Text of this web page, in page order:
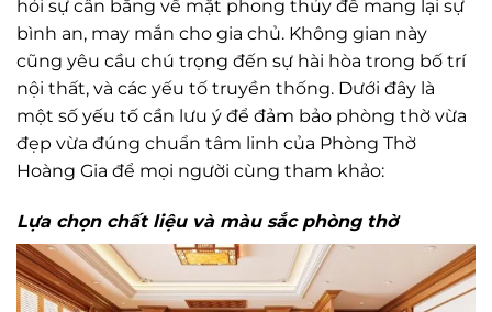
hỏi sự cân bằng về mặt phong thủy để mang lại sự
bình an, may mắn cho gia chủ. Không gian này
cũng yêu cầu chú trọng đến sự hài hòa trong bố trí
nội thất, và các yếu tố truyền thống. Dưới đây là
một số yếu tố cần lưu ý để đảm bảo phòng thờ vừa
đẹp vừa đúng chuẩn tâm linh của Phòng Thờ
Hoàng Gia để mọi người cùng tham khảo:
Lựa chọn chất liệu và màu sắc phòng thờ